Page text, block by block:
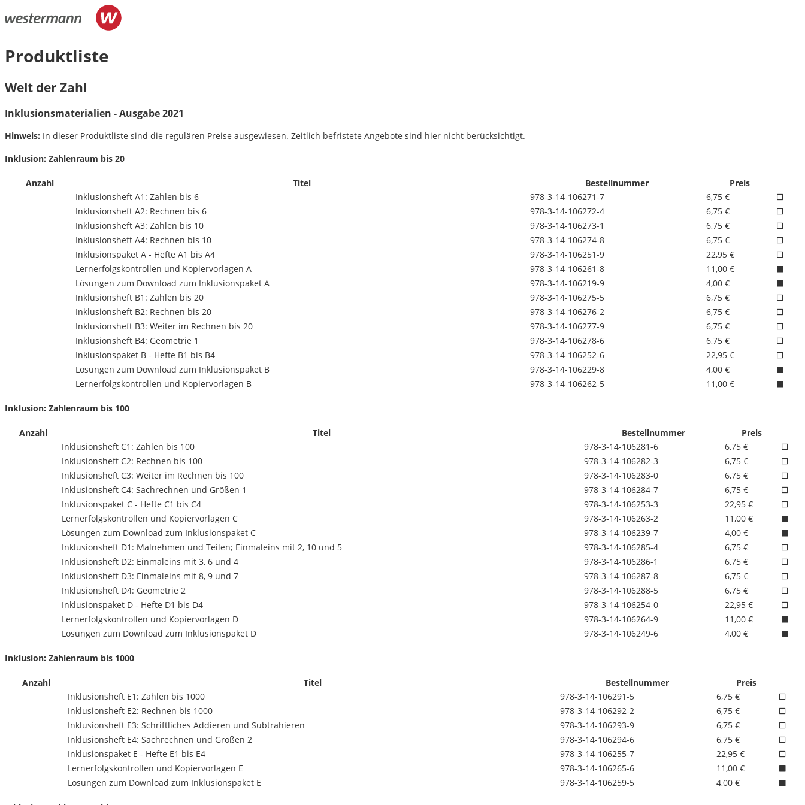
Produktliste
Welt der Zahl
Inklusionsmaterialien - Ausgabe 2021
Hinweis: In dieser Produktliste sind die regulären Preise ausgewiesen. Zeitlich befristete Angebote sind hier nicht berücksichtigt.
Inklusion: Zahlenraum bis 20
Anzahl Titel Bestellnummer
Preis
Inklusionsheft A1: Zahlen bis 6
978-3-14-106271-7
6,75 €
Inklusionsheft A2: Rechnen bis 6
978-3-14-106272-4
6,75 €
Inklusionsheft A3: Zahlen bis 10
978-3-14-106273-1
6,75 €
Inklusionsheft A4: Rechnen bis 10
978-3-14-106274-8
6,75 €
Inklusionspaket A - Hefte A1 bis A4
978-3-14-106251-9
22,95 €
Lernerfolgskontrollen und Kopiervorlagen A
978-3-14-106261-8
11,00 €
Lösungen zum Download zum Inklusionspaket A
978-3-14-106219-9
4,00 €
Inklusionsheft B1: Zahlen bis 20
978-3-14-106275-5
6,75 €
Inklusionsheft B2: Rechnen bis 20
978-3-14-106276-2
6,75 €
Inklusionsheft B3: Weiter im Rechnen bis 20
978-3-14-106277-9
6,75 €
Inklusionsheft B4: Geometrie 1
978-3-14-106278-6
6,75 €
Inklusionspaket B - Hefte B1 bis B4
978-3-14-106252-6
22,95 €
Lösungen zum Download zum Inklusionspaket B
978-3-14-106229-8
4,00 €
Lernerfolgskontrollen und Kopiervorlagen B
978-3-14-106262-5 11,00 €
Inklusion: Zahlenraum bis 100
Anzahl Titel Bestellnummer
Preis
Inklusionsheft C1: Zahlen bis 100
978-3-14-106281-6
6,75 €
Inklusionsheft C2: Rechnen bis 100
978-3-14-106282-3
6,75 €
Inklusionsheft C3: Weiter im Rechnen bis 100
978-3-14-106283-0
6,75 €
Inklusionsheft C4: Sachrechnen und Größen 1
978-3-14-106284-7
6,75 €
Inklusionspaket C - Hefte C1 bis C4
978-3-14-106253-3
22,95 €
Lernerfolgskontrollen und Kopiervorlagen C
978-3-14-106263-2
11,00 €
Lösungen zum Download zum Inklusionspaket C
978-3-14-106239-7
4,00 €
Inklusionsheft D1: Malnehmen und Teilen; Einmaleins mit 2, 10 und 5
978-3-14-106285-4
6,75 €
Inklusionsheft D2: Einmaleins mit 3, 6 und 4
978-3-14-106286-1
6,75 €
Inklusionsheft D3: Einmaleins mit 8, 9 und 7
978-3-14-106287-8
6,75 €
Inklusionsheft D4: Geometrie 2
978-3-14-106288-5
6,75 €
Inklusionspaket D - Hefte D1 bis D4
978-3-14-106254-0
22,95 €
Lernerfolgskontrollen und Kopiervorlagen D
978-3-14-106264-9
11,00 €
Lösungen zum Download zum Inklusionspaket D
978-3-14-106249-6 4,00 €
Inklusion: Zahlenraum bis 1000
Anzahl Titel Bestellnummer
Preis
Inklusionsheft E1: Zahlen bis 1000
978-3-14-106291-5
6,75 €
Inklusionsheft E2: Rechnen bis 1000
978-3-14-106292-2
6,75 €
Inklusionsheft E3: Schriftliches Addieren und Subtrahieren
978-3-14-106293-9
6,75 €
Inklusionsheft E4: Sachrechnen und Größen 2
978-3-14-106294-6
6,75 €
Inklusionspaket E - Hefte E1 bis E4
978-3-14-106255-7
22,95 €
Lernerfolgskontrollen und Kopiervorlagen E
978-3-14-106265-6
11,00 €
Lösungen zum Download zum Inklusionspaket E
978-3-14-106259-5 4,00 €